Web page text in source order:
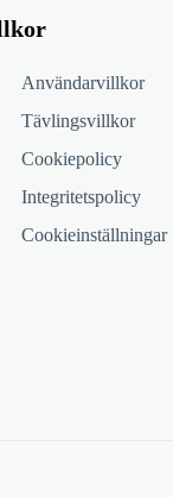
Användarvillkor
Tävlingsvillkor
Cookiepolicy
Integritetspolicy
Cookieinställningar